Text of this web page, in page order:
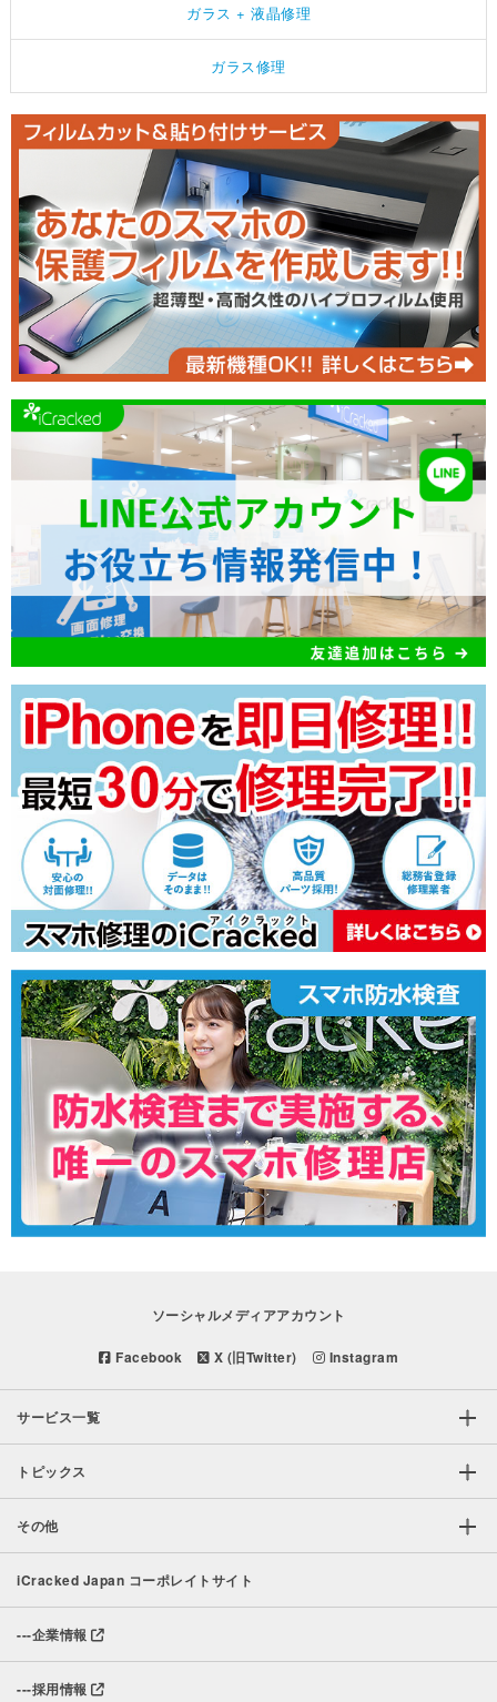
ガラス + 液晶修理
ガラス修理
ソーシャルメディアアカウント
Facebook X (旧Twitter) Instagram
サービス一覧
トピックス
その他
iCracked Japan コーポレイトサイト
---企業情報
---採用情報